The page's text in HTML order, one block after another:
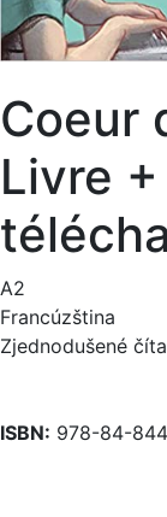
Coeur
Livre
A2
Francúzština
Zjednodušené
ISBN: 978-84-